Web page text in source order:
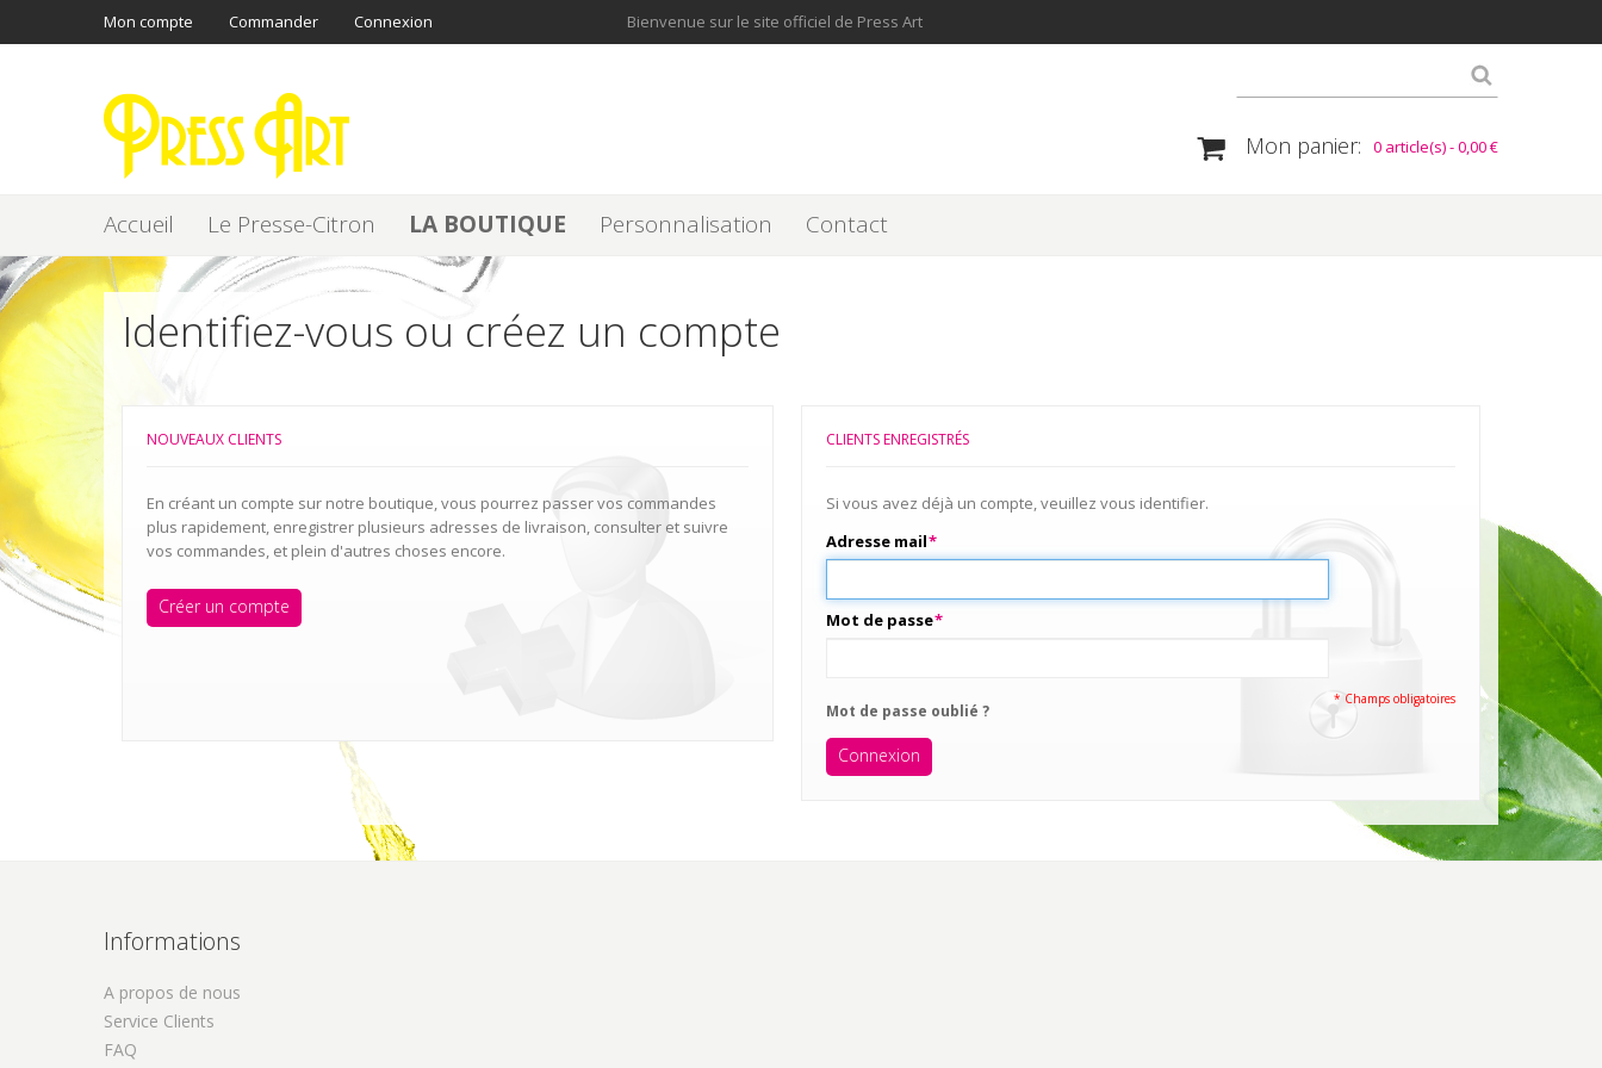
Mon compte Commander Connexion Bienvenue sur le site officiel de Press Art
Mon panier: 0 article(s) -0,00 €
Accueil Le Presse-Citron LA BOUTIQUE Personnalisation Contact
Identifiez-vous ou créez un compte
CLIENTS ENREGISTRÉS
Si vous avez déjà un compte, veuillez vous identifier.
*
Adresse mail
*
Mot de passe
* Champs obligatoires
Mot de passe oublié ?
Connexion
NOUVEAUX CLIENTS
En créant un compte sur notre boutique, vous pourrez passer vos commandes
plus rapidement, enregistrer plusieurs adresses de livraison, consulter et suivre
vos commandes, et plein d'autres choses encore.
Créer un compte
Informations
A propos de nous
Service Clients
FAQ